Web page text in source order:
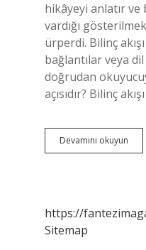
hikâyeyi anlatır
vardığı
ürperdi. Bilinç
bağlantılar veya
doğrudan
açısıdır? Bilinç
Devamını okuyun
Akışı
https://
Sitemap